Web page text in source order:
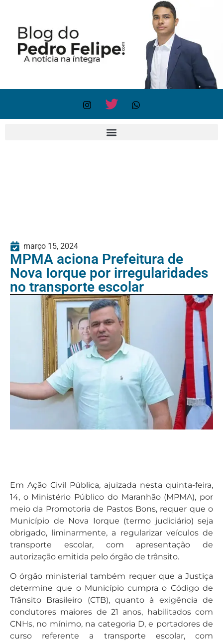
março 15, 2024
MPMA aciona Prefeitura de
Nova Iorque por irregularidades
no transporte escolar
Em Ação Civil Pública, ajuizada nesta quinta-feira,
14, o Ministério Público do Maranhão (MPMA), por
meio da Promotoria de Pastos Bons, requer que o
Município de Nova Iorque (termo judiciário) seja
obrigado, liminarmente, a regularizar veículos de
transporte escolar, com apresentação de
autorização emitida pelo órgão de trânsito.
O órgão ministerial também requer que a Justiça
determine que o Município cumpra o Código de
Trânsito Brasileiro (CTB), quanto à exigência de
condutores maiores de 21 anos, habilitados com
CNHs, no mínimo, na categoria D, e portadores de
curso referente a transporte escolar, com